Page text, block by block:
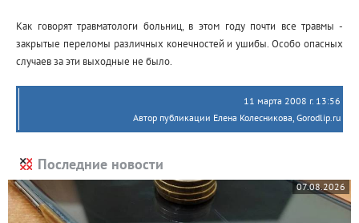
Как говорят травматологи больниц, в этом году почти все травмы -
закрытые переломы различных конечностей и ушибы. Особо опасных
случаев за эти выходные не было.
11 марта 2008 г. 13:56
Автор публикации Eлена Колесникова, Gorodlip.ru
Последние новости
07.08.2026